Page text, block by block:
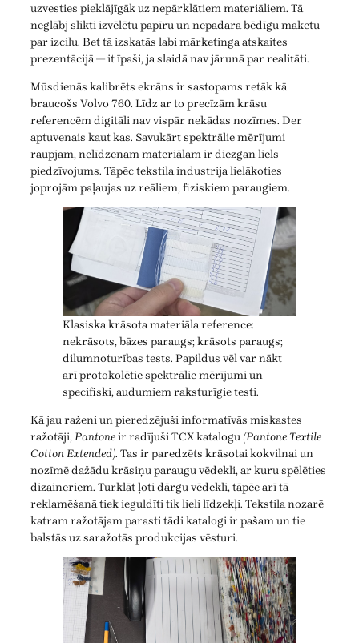
uzvesties pieklājīgāk uz nepārklātiem materiāliem. Tā
neglābj slikti izvēlētu papīru un nepadara bēdīgu maketu
par izcilu. Bet tā izskatās labi mārketinga atskaites
prezentācijā — it īpaši, ja slaidā nav jārunā par realitāti.
Mūsdienās kalibrēts ekrāns ir sastopams retāk kā
braucošs Volvo 760. Līdz ar to precīzām krāsu
referencēm digitāli nav vispār nekādas nozīmes. Der
aptuvenais kaut kas. Savukārt spektrālie mērījumi
raupjam, nelīdzenam materiālam ir diezgan liels
piedzīvojums. Tāpēc tekstila industrija lielākoties
joprojām paļaujas uz reāliem, fiziskiem paraugiem.
Klasiska krāsota materiāla reference:
nekrāsots, bāzes paraugs; krāsots paraugs;
dilumnoturības tests. Papildus vēl var nākt
arī protokolētie spektrālie mērījumi un
specifiski, audumiem raksturīgie testi.
Kā jau raženi un pieredzējuši informatīvās miskastes
ražotāji,Pantoneir radījuši TCX katalogu (Pantone Textile
Cotton Extended). Tas ir paredzēts krāsotai kokvilnai un
nozīmē dažādu krāsiņu paraugu vēdekli, ar kuru spēlēties
dizaineriem. Turklāt ļoti dārgu vēdekli, tāpēc arī tā
reklamēšanā tiek ieguldīti tik lieli līdzekļi. Tekstila nozarē
katram ražotājam parasti tādi katalogi ir pašam un tie
balstās uz saražotās produkcijas vēsturi.